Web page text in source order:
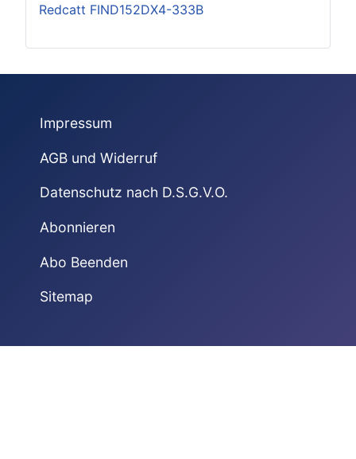
Redcatt FIND152DX4-333B
Impressum
AGB und Widerruf
Datenschutz nach D.S.G.V.O.
Abonnieren
Abo Beenden
Sitemap